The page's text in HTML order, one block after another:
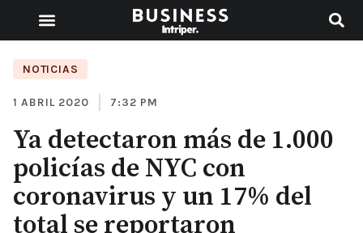
NOTICIAS
1 ABRIL 2020 7:32 PM
Ya detectaron más de 1.000
policías de NYC con
coronavirus y un 17% del
total se reportaron